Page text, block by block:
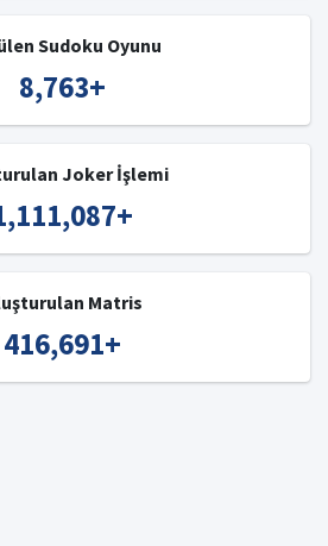
Sudoku Oyunu
8,763+
Joker İşlemi
+
Matris
416,691+